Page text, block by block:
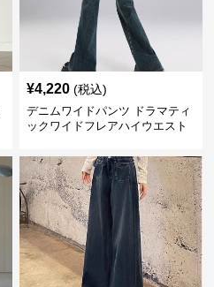
¥4,220 (税込)
デニムワイドパンツ ドラマティ
ックワイドフレアハイウエスト